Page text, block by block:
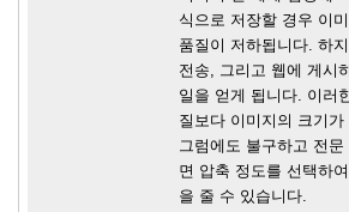
식으로 저장할 경우 이
품질이 저하됩니다. 하
전송, 그리고 웹에 게시
일을 얻게 됩니다. 이러
질보다 이미지의 크기
그럼에도 불구하고 전
면 압축 정도를 선택하
을 줄 수 있습니다.